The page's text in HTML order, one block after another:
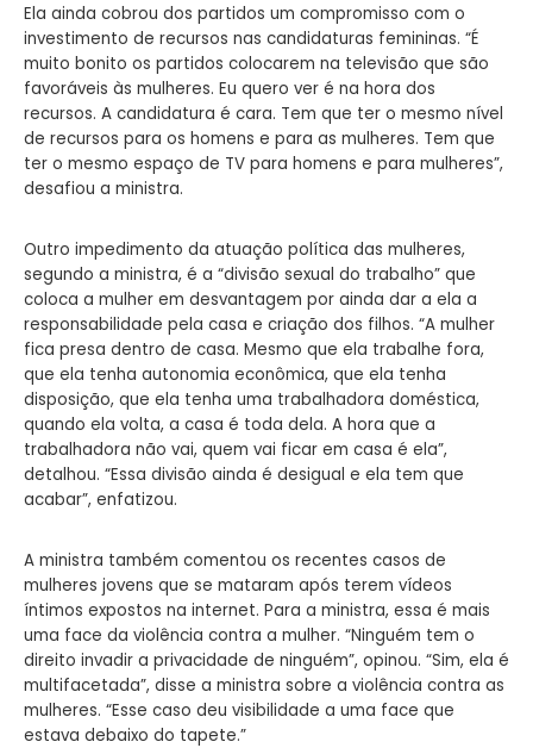
Ela ainda cobrou dos partidos um compromisso com o
investimento de recursos nas candidaturas femininas. “É
muito bonito os partidos colocarem na televisão que são
favoráveis às mulheres. Eu quero ver é na hora dos
recursos. A candidatura é cara. Tem que ter o mesmo nível
de recursos para os homens e para as mulheres. Tem que
ter o mesmo espaço de TV para homens e para mulheres”,
desafiou a ministra.
Outro impedimento da atuação política das mulheres,
segundo a ministra, é a “divisão sexual do trabalho” que
coloca a mulher em desvantagem por ainda dar a ela a
responsabilidade pela casa e criação dos filhos. “A mulher
fica presa dentro de casa. Mesmo que ela trabalhe fora,
que ela tenha autonomia econômica, que ela tenha
disposição, que ela tenha uma trabalhadora doméstica,
quando ela volta, a casa é toda dela. A hora que a
trabalhadora não vai, quem vai ficar em casa é ela”,
detalhou. “Essa divisão ainda é desigual e ela tem que
acabar”, enfatizou.
A ministra também comentou os recentes casos de
mulheres jovens que se mataram após terem vídeos
íntimos expostos na internet. Para a ministra, essa é mais
uma face da violência contra a mulher. “Ninguém tem o
direito invadir a privacidade de ninguém”, opinou. “Sim, ela é
multifacetada”, disse a ministra sobre a violência contra as
mulheres. “Esse caso deu visibilidade a uma face que
estava debaixo do tapete.”